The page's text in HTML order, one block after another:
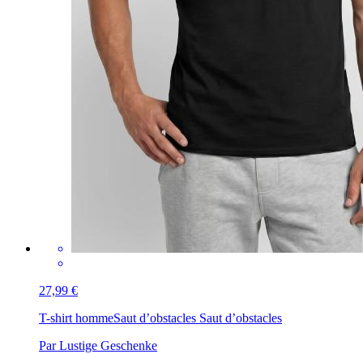
27,99 €
T-shirt hommeSaut d’obstacles Saut d’obstacles
Par Lustige Geschenke